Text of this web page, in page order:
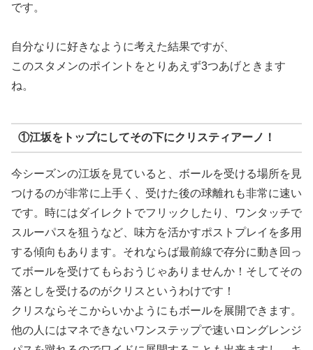
です。
自分なりに好きなように考えた結果ですが、
このスタメンのポイントをとりあえず3つあげときます
ね。
①江坂をトップにしてその下にクリスティアーノ！
今シーズンの江坂を見ていると、ボールを受ける場所を見
つけるのが非常に上手く、受けた後の球離れも非常に速い
です。時にはダイレクトでフリックしたり、ワンタッチで
スルーパスを狙うなど、味方を活かすポストプレイを多用
する傾向もあります。それならば最前線で存分に動き回っ
てボールを受けてもらおうじゃありませんか！そしてその
落としを受けるのがクリスというわけです！
クリスならそこからいかようにもボールを展開できます。
他の人にはマネできないワンステップで速いロングレンジ